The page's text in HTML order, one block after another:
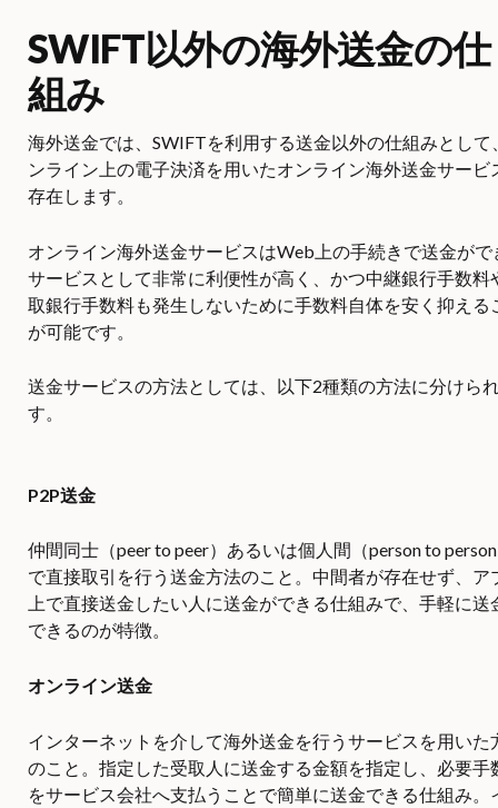
SWIFT以外の海外送金の仕
組み
海外送金では、SWIFTを利用する送金以外の仕組みとして
ンライン上の電子決済を用いたオンライン海外送金サービ
存在します。
オンライン海外送金サービスはWeb上の手続きで送金がで
サービスとして非常に利便性が高く、かつ中継銀行手数料
取銀行手数料も発生しないために手数料自体を安く抑える
が可能です。
送金サービスの方法としては、以下2種類の方法に分けら
す。
P2P送金
仲間同士（peer to peer）あるいは個人間（person to
で直接取引を行う送金方法のこと。中間者が存在せず、ア
上で直接送金したい人に送金ができる仕組みで、手軽に送
できるのが特徴。
オンライン送金
インターネットを介して海外送金を行うサービスを用いた
のこと。指定した受取人に送金する金額を指定し、必要手
をサービス会社へ支払うことで簡単に送金できる仕組み。